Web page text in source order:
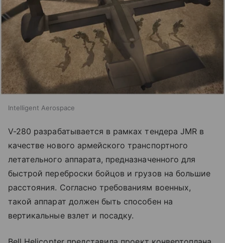
Intelligent Aerospace
V-280 разрабатывается в рамках тендера JMR в
качестве нового армейского транспортного
летательного аппарата, предназначенного для
быстрой переброски бойцов и грузов на большие
расстояния. Согласно требованиям военных,
такой аппарат должен быть способен на
вертикальные взлет и посадку.